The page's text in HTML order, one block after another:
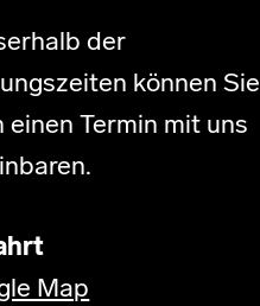
der
können Sie
einen Termin mit uns
Map